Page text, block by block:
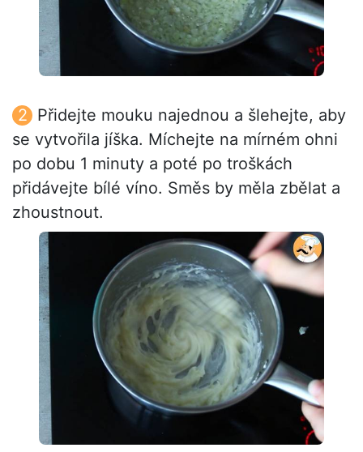
Přidejte mouku najednou a šlehejte, aby
se vytvořila jíška. Míchejte na mírném ohni
po dobu 1 minuty a poté po troškách
přidávejte bílé víno. Směs by měla zbělat a
zhoustnout.